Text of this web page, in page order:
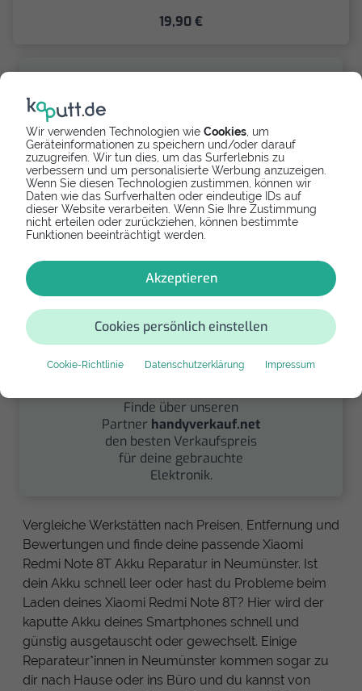
Wir verwenden Technologien wie Cookies , um
Geräteinformationen zu speichern und/oder darauf
zuzugreifen. Wir tun dies, um das Surferlebnis zu
verbessern und um personalisierte Werbung anzuzeigen.
Wenn Sie diesen Technologien zustimmen, können wir
Daten wie das Surfverhalten oder eindeutige IDs auf
dieser Website verarbeiten. Wenn Sie Ihre Zustimmung
nicht erteilen oder zurückziehen, können bestimmte
Funktionen beeinträchtigt werden.
Akzeptieren
Cookies persönlich einstellen
Cookie-Richtlinie Datenschutzerklärung Impressum
19,90 €
Spenden
Spende Dein Gerät über
handysfuerdieumwelt.de
für einen guten Zweck.
Verkaufen
Finde über unseren
Partner handyverkauf.net
den besten Verkaufspreis
für deine gebrauchte
Elektronik.
Vergleiche Werkstätten nach Preisen, Entfernung und
Bewertungen und finde deine passende Xiaomi
Redmi Note 8T Akku Reparatur in Neumünster. Ist
dein Akku schnell leer oder hast du Probleme beim
Laden deines Xiaomi Redmi Note 8T? Hier wird der
kaputte Akku deines Smartphones schnell und
günstig ausgetauscht oder gewechselt. Einige
Reparateur*innen in Neumünster kommen sogar zu
dir nach Hause oder ins Büro und du kannst von